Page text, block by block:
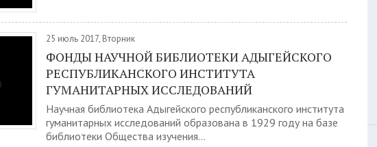
25 июль 2017, Вторник
ФОНДЫ НАУЧНОЙ БИБЛИОТЕКИ АДЫГЕЙСКОГО
РЕСПУБЛИКАНСКОГО ИНСТИТУТА
ГУМАНИТАРНЫХ ИССЛЕДОВАНИЙ
Научная библиотека Адыгейского республиканского института
гуманитарных исследований образована в 1929 году на базе
библиотеки Общества изучения...